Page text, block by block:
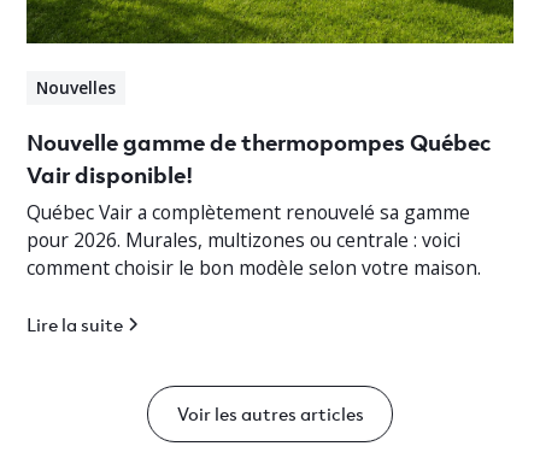
Nouvelles
Nouvelle gamme de thermopompes Québec
Vair disponible!
Québec Vair a complètement renouvelé sa gamme
pour 2026. Murales, multizones ou centrale : voici
comment choisir le bon modèle selon votre maison.
Lire la suite
Voir les autres articles